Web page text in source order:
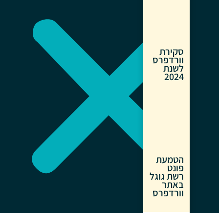
סקירת
וורדפרס
לשנת
2024
הטמעת
פונט
רשת גוגל
באתר
וורדפרס